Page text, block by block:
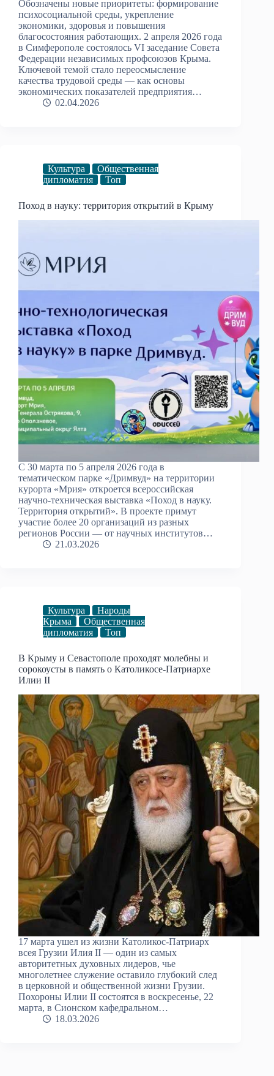
Обозначены новые приоритеты: формирование
психосоциальной среды, укрепление
экономики, здоровья и повышения
благосостояния работающих. 2 апреля 2026 года
в Симферополе состоялось VI заседание Совета
Федерации независимых профсоюзов Крыма.
Ключевой темой стало переосмысление
качества трудовой среды — как основы
экономических показателей предприятия…
02.04.2026
Культура
Общественная
дипломатия
Топ
Поход в науку: территория открытий в Крыму
С 30 марта по 5 апреля 2026 года в
тематическом парке «Дримвуд» на территории
курорта «Мрия» откроется всероссийская
научно-техническая выставка «Поход в науку.
Территория открытий». В проекте примут
участие более 20 организаций из разных
регионов России — от научных институтов…
21.03.2026
Культура
Народы
Крыма
Общественная
дипломатия
Топ
В Крыму и Севастополе проходят молебны и
сорокоусты в память о Католикосе-Патриархе
Илии II
17 марта ушел из жизни Католикос-Патриарх
всея Грузии Илия II — один из самых
авторитетных духовных лидеров, чье
многолетнее служение оставило глубокий след
в церковной и общественной жизни Грузии.
Похороны Илии II состоятся в воскресенье, 22
марта, в Сионском кафедральном…
18.03.2026